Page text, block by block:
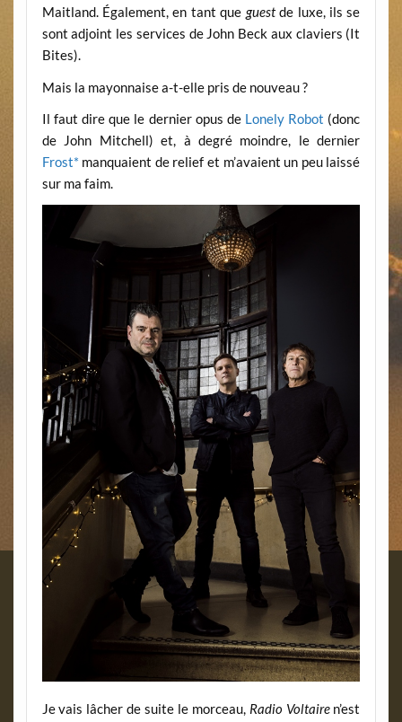
Maitland. Également, en tant que guestde luxe, ils se
sont adjoint les services de John Beck aux claviers (It
Bites).
Mais la mayonnaise a-t-elle pris de nouveau ?
Il faut dire que le dernier opus de Lonely Robot (donc
de John Mitchell) et, à degré moindre, le dernier
Frost* manquaient de relief et m’avaient un peu laissé
sur ma faim.
Je vais lâcher de suite le morceau, Radio Voltairen’est